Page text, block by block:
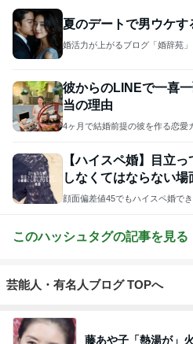
夏のデートで男ウケす
婚活力が上がるブログ「婚辞苑」
彼からのLINEで一喜
当の理由
4ヶ月で結婚前提の彼を作る恋愛
【ハイスペ婚】目立
しなくてはならない場
顔面偏差値45でもハイスペ婚で
このハッシュタグの記事を見る
芸能人・有名人ブログ TOPへ
藤あや子「熱湯が」